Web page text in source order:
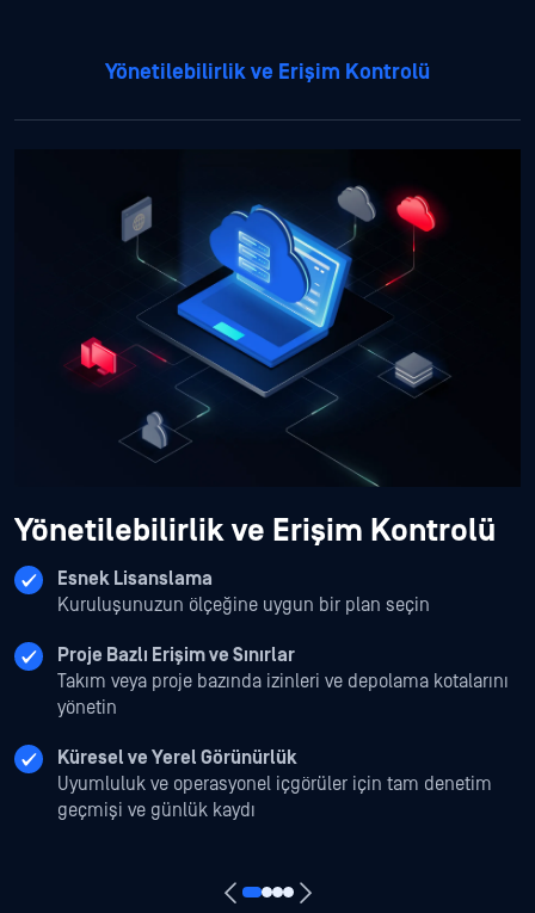
Yönetilebilirlik ve Erişim Kontrolü
Yönetilebilirlik ve Erişim Kontrolü
Esnek Lisanslama
Kuruluşunuzun ölçeğine uygun bir plan seçin
Proje Bazlı Erişim ve Sınırlar
Takım veya proje bazında izinleri ve depolama kotalarını
yönetin
Küresel ve Yerel Görünürlük
Uyumluluk ve operasyonel içgörüler için tam denetim
geçmişi ve günlük kaydı